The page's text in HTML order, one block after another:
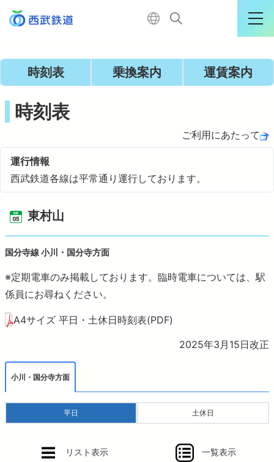
運行情報詳細
TOP
電車に乗る
暮らす
おでかけ
より安全に・快適に
時刻表 乗換案内 運賃案内
時刻表
ご利用にあたって
運行情報
西武鉄道各線は平常通り運行しております。
東村山
国分寺線 小川・国分寺方面
※定期電車のみ掲載しております。臨時電車については、駅
係員にお尋ねください。
A4サイズ 平日・土休日時刻表(PDF)
2025年3月15日改正
小川・国分寺方面
平日 土休日
リスト表示 一覧表示